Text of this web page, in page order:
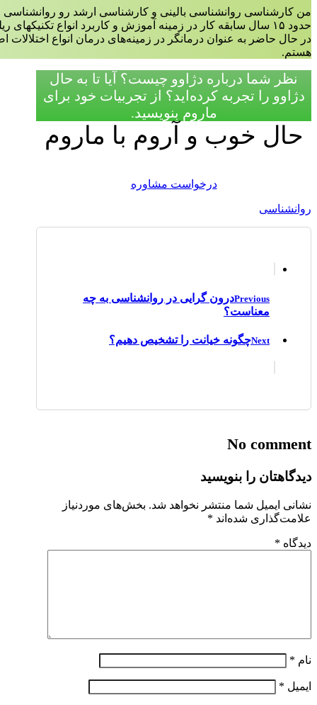
من کارشناسی روانشناسی بالینی و کارشناسی ارشد رو
حدود ۱۵ سال سابقه کار در زمینه آموزش و کاربرد انواع تکنیکهای ریلکسیشن،مدیتیشن و مایندفولنس دارم.
در حال حاضر به عنوان درمانگر در زمینه‌‌های درمان انواع
هستم.
نظر شما درباره دژاوو چیست؟ آیا تا به حال
دژاوو را تجربه کرده‌اید؟ از تجربیات خود برای
ماروم بنویسید.
حال خوب و آروم با ماروم
درخواست مشاوره
روانشناسی
Previousدرون گرایی در روانشناسی به چه
معناست؟
Nextچگونه خیانت را تشخیص دهیم؟
No comment
دیدگاهتان را بنویسید
نشانی ایمیل شما منتشر نخواهد شد. بخش‌های موردنیاز
علامت‌گذاری شده‌اند *
دیدگاه *
نام *
ایمیل *